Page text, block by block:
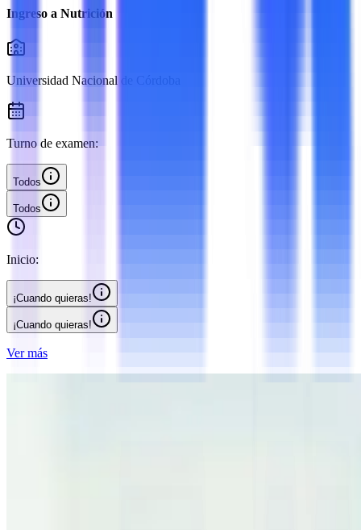
Ingreso a Nutrición
Universidad Nacional de Córdoba
Turno de examen:
Todos
Todos
Inicio:
¡Cuando quieras!
¡Cuando quieras!
Ver más